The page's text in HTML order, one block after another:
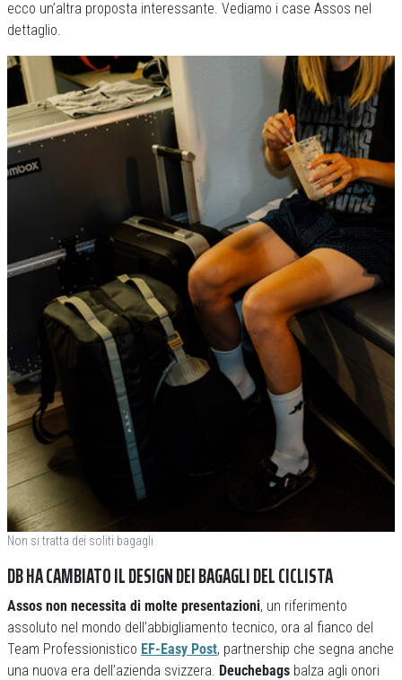
ecco un’altra proposta interessante. Vediamo i case Assos nel
dettaglio.
Non si tratta dei soliti bagagli
DB HA CAMBIATO IL DESIGN DEI BAGAGLI DEL CICLISTA
Assos non necessita di molte presentazioni, un riferimento
assoluto nel mondo dell’abbigliamento tecnico, ora al fianco del
Team Professionistico EF-Easy Post, partnership che segna anche
una nuova era dell’azienda svizzera. Deuchebags balza agli onori